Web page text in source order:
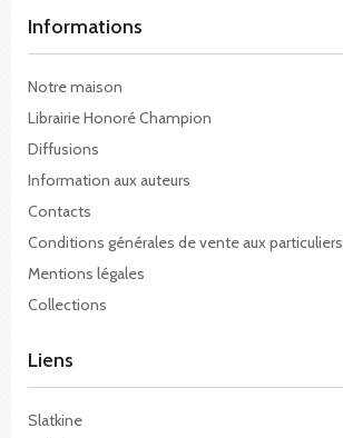
Informations
Notre maison
Librairie Honoré Champion
Diffusions
Information aux auteurs
Contacts
Conditions générales de vente aux particuliers
Mentions légales
Collections
Liens
Slatkine